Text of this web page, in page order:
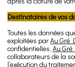
Destinataires de vos
Toutes les données
exploitées parAu Gré
confidentielles, Au Gré
collaborateurs de la
l’exécution du